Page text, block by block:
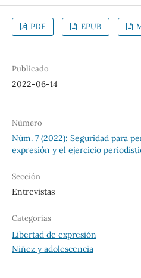
PDF EPUB
Publicado
2022-06-14
Número
Núm. 7 (2022): Seguridad para
expresión y el ejercicio
Sección
Entrevistas
Categorías
Libertad de expresión
Niñez y adolescencia